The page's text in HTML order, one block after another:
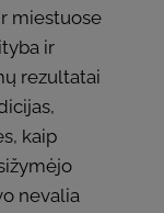
miestuose
ir
rezultatai
kaip
nevalia